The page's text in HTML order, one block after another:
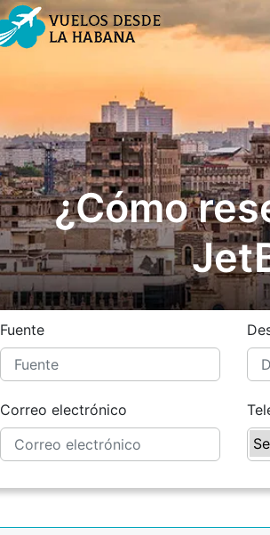
¿Cómo
Fuente
Correo electrónico